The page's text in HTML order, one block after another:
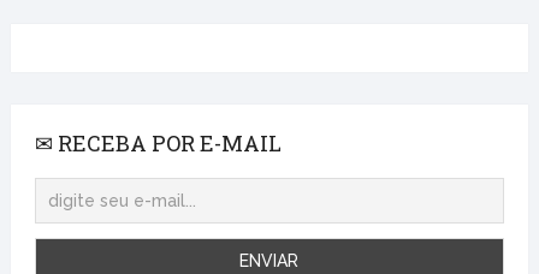
✉ RECEBA POR E-MAIL